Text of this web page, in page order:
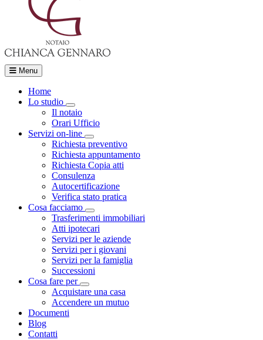
Menu
Home
Lo studio
Toggle Dropdown
Il notaio
Orari Ufficio
Servizi on-line
Toggle Dropdown
Richiesta preventivo
Richiesta appuntamento
Richiesta Copia atti
Consulenza
Autocertificazione
Verifica stato pratica
Cosa facciamo
Toggle Dropdown
Trasferimenti immobiliari
Atti ipotecari
Servizi per le aziende
Servizi per i giovani
Servizi per la famiglia
Successioni
Cosa fare per
Toggle Dropdown
Acquistare una casa
Accendere un mutuo
Documenti
Blog
Contatti